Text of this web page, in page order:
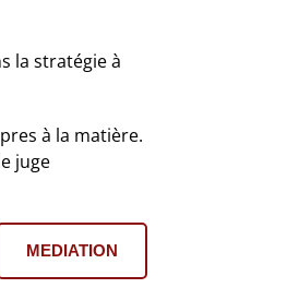
la stratégie à
à la matière.
juge
MEDIATION